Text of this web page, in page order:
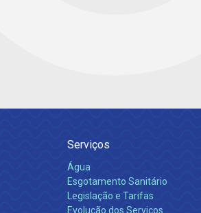
Serviços
Água
Esgotamento Sanitário
Legislação e Tarifas
Evolução dos Serviços